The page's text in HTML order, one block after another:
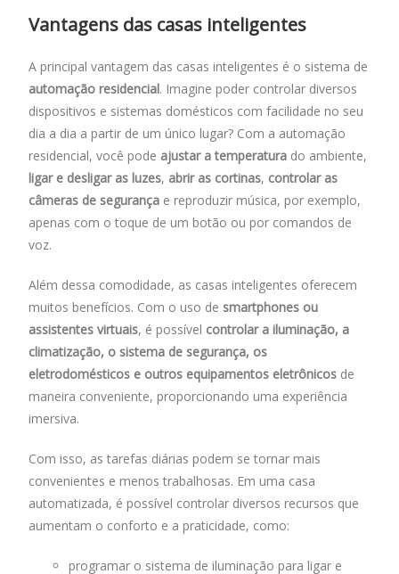
Vantagens das casas inteligentes
A principal vantagem das casas inteligentes é o sistema de
automação residencial. Imagine poder controlar diversos
dispositivos e sistemas domésticos com facilidade no seu
dia a dia a partir de um único lugar? Com a automação
residencial, você pode ajustar a temperatura do ambiente,
ligar e desligar as luzes, abrir as cortinas, controlar as
câmeras de segurança e reproduzir música, por exemplo,
apenas com o toque de um botão ou por comandos de
voz.
Além dessa comodidade, as casas inteligentes oferecem
muitos benefícios. Com o uso de smartphones ou
assistentes virtuais, é possível controlar a iluminação, a
climatização, o sistema de segurança, os
eletrodomésticos e outros equipamentos eletrônicos de
maneira conveniente, proporcionando uma experiência
imersiva.
Com isso, as tarefas diárias podem se tornar mais
convenientes e menos trabalhosas. Em uma casa
automatizada, é possível controlar diversos recursos que
aumentam o conforto e a praticidade, como:
programar o sistema de iluminação para ligar e